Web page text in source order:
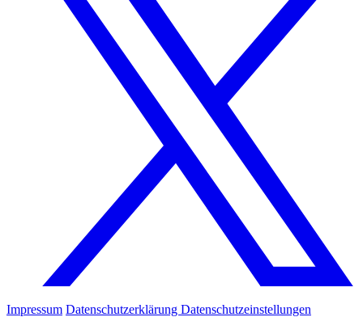
Impressum Datenschutzerklärung Datenschutzeinstellungen